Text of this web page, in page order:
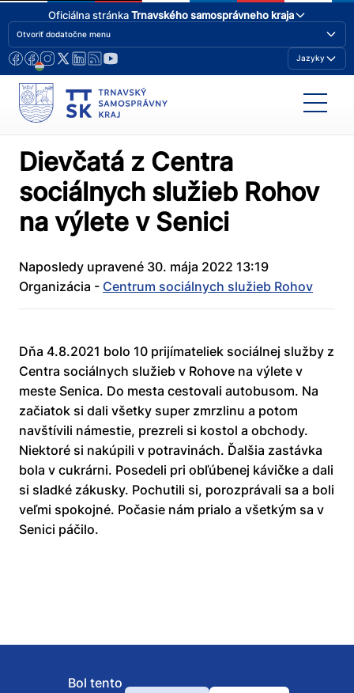
Oficiálna stránkaTrnavského samosprávneho kraja
Otvoriť dodatočne menu
Jazyky
Dievčatá z Centra
sociálnych služieb Rohov
na výlete v Senici
Naposledy upravené 30. mája 2022 13:19
Organizácia - Centrum sociálnych služieb Rohov
Dňa 4.8.2021 bolo 10 prijímateliek sociálnej služby z
Centra sociálnych služieb v Rohove na výlete v
meste Senica. Do mesta cestovali autobusom. Na
začiatok si dali všetky super zmrzlinu a potom
navštívili námestie, prezreli si kostol a obchody.
Niektoré si nakúpili v potravinách. Ďalšia zastávka
bola v cukrárni. Posedeli pri obľúbenej kávičke a dali
si sladké zákusky. Pochutili si, porozprávali sa a boli
veľmi spokojné. Počasie nám prialo a všetkým sa v
Senici páčilo.
Bol tento